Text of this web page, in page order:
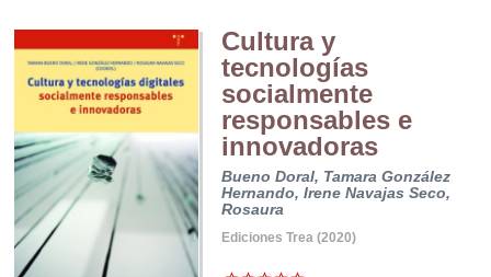
Cultura y
tecnologías
socialmente
responsables e
innovadoras
Bueno Doral, Tamara González
Hernando, Irene Navajas Seco,
Rosaura
Ediciones Trea (2020)